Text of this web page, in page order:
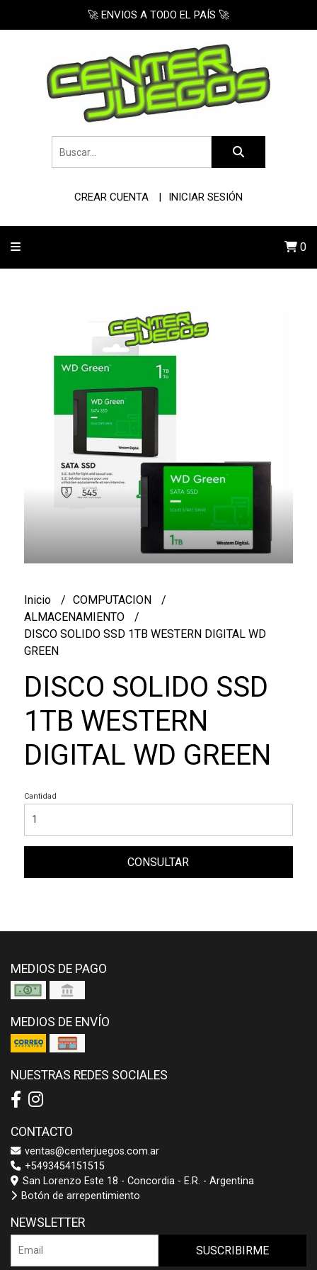
🚀 ENVIOS A TODO EL PAÍS 🚀
CREAR CUENTA INICIAR SESIÓN
0
Inicio
COMPUTACION
ALMACENAMIENTO
DISCO SOLIDO SSD 1TB WESTERN DIGITAL WD
GREEN
DISCO SOLIDO SSD
1TB WESTERN
DIGITAL WD GREEN
Cantidad
CONSULTAR
MEDIOS DE PAGO
MEDIOS DE ENVÍO
NUESTRAS REDES SOCIALES
CONTACTO
ventas@centerjuegos.com.ar
+5493454151515
San Lorenzo Este 18 - Concordia - E.R. - Argentina
Botón de arrepentimiento
NEWSLETTER
SUSCRIBIRME